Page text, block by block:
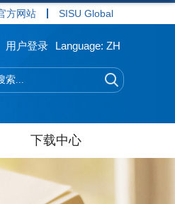
方网站 SISU Global
用户登录 Language: ZH
下载中心